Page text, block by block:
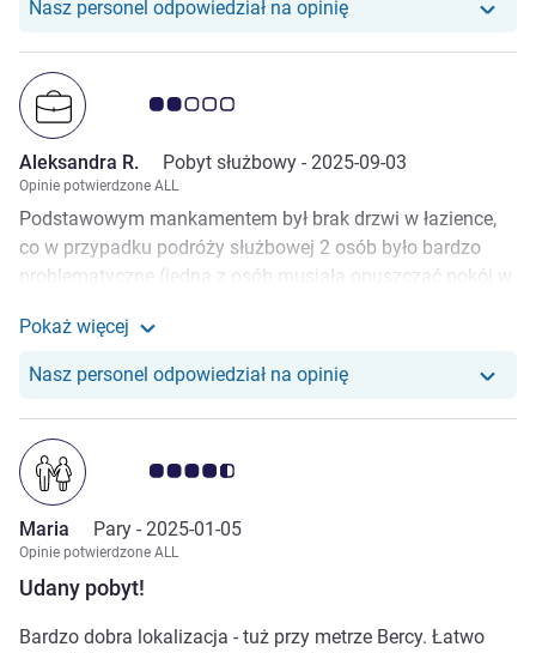
Nasz personel odpowiedział na opinię
Ocena klientów 2.0/5
Aleksandra R. Pobyt służbowy - 2025-09-03
Opinie potwierdzone ALL
Podstawowym mankamentem był brak drzwi w łazience,
co w przypadku podróży służbowej 2 osób było bardzo
problematyczne (jedna z osób musiała opuszczać pokój w
pomimo prośby zamiany pokoju poinformowano mnie że
wszystkie pokojowe w tym hotelu tak wyglądają, co w
następnym dniu okazało się nieprawdą. Poza tym pomimo
wyboru Superiora pokój nie spełniał jego standardów.
Czystość była znośna z wyjątkiem pająka z rozbudowaną
pajęczyną.
Pokaż więcej
Nasz personel odpowiedział na opinię
Udany pobyt!
Ocena klientów 4.5/5
Maria Pary - 2025-01-05
Opinie potwierdzone ALL
Bardzo dobra lokalizacja - tuż przy metrze Bercy. Łatwo